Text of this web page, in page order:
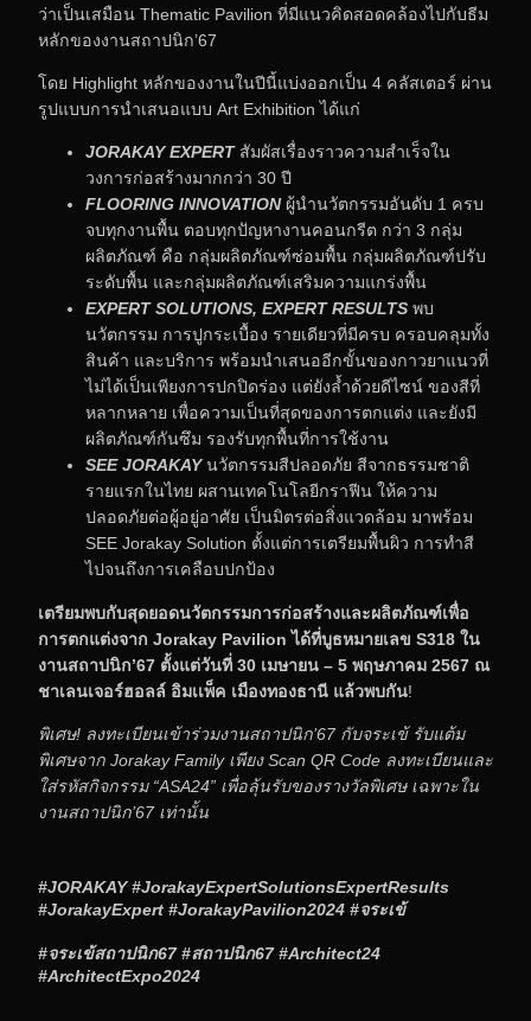
ว่าเป็นเสมือน Thematic Pavilion ที่มีแนวคิดสอดคล้องไปกับธีม
หลักของงานสถาปนิก’67
โดย Highlight หลักของงานในปีนี้แบ่งออกเป็น 4 คลัสเตอร์ ผ่าน
รูปแบบการนำเสนอแบบ Art Exhibition ได้แก่
JORAKAY EXPERTสัมผัสเรื่องราวความสำเร็จใน
วงการก่อสร้างมากกว่า 30 ปี
FLOORING INNOVATION ผู้นำนวัตกรรมอันดับ 1 ครบ
จบทุกงานพื้น ตอบทุกปัญหางานคอนกรีต กว่า 3 กลุ่ม
ผลิตภัณฑ์ คือ กลุ่มผลิตภัณฑ์ซ่อมพื้น กลุ่มผลิตภัณฑ์ปรับ
ระดับพื้น และกลุ่มผลิตภัณฑ์เสริมความแกร่งพื้น
EXPERT SOLUTIONS, EXPERT RESULTS พบ
นวัตกรรม การปูกระเบื้อง รายเดียวที่มีครบ ครอบคลุมทั้ง
สินค้า และบริการ พร้อมนำเสนออีกขั้นของกาวยาแนวที่
ไม่ได้เป็นเพียงการปกปิดร่อง แต่ยังล้ำด้วยดีไซน์ ของสีที่
หลากหลาย เพื่อความเป็นที่สุดของการตกแต่ง และยังมี
ผลิตภัณฑ์กันซึม รองรับทุกพื้นที่การใช้งาน
SEE JORAKAY นวัตกรรมสีปลอดภัย สีจากธรรมชาติ
รายแรกในไทย ผสานเทคโนโลยีกราฟีน ให้ความ
ปลอดภัยต่อผู้อยู่อาศัย เป็นมิตรต่อสิ่งแวดล้อม มาพร้อม
SEE Jorakay Solution ตั้งแต่การเตรียมพื้นผิว การทำสี
ไปจนถึงการเคลือบปกป้อง
เตรียมพบกับสุดยอดนวัตกรรมการก่อสร้างและผลิตภัณฑ์เพื่อ
การตกแต่งจาก Jorakay Pavilion ได้ที่บูธหมายเลข S318 ใน
งานสถาปนิก’67 ตั้งแต่วันที่ 30 เมษายน – 5 พฤษภาคม 2567 ณ
ชาเลนเจอร์ฮอลล์ อิมเเพ็ค เมืองทองธานี แล้วพบกัน!
พิเศษ! ลงทะเบียนเข้าร่วมงานสถาปนิก’67 กับจระเข้ รับแต้ม
พิเศษจาก Jorakay Family เพียง Scan QR Code ลงทะเบียนและ
ใส่รหัสกิจกรรม “ASA24” เพื่อลุ้นรับของรางวัลพิเศษ เฉพาะใน
งานสถาปนิก’67 เท่านั้น
#JORAKAY #JorakayExpertSolutionsExpertResults
#JorakayExpert #JorakayPavilion2024 #จระเข้
#จระเข้สถาปนิก67 #สถาปนิก67 #Architect24
#ArchitectExpo2024